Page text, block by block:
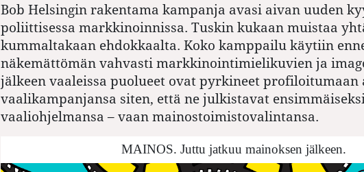
Bob Helsingin rakentama kampanja avasi aivan uuden
poliittisessa markkinoinnissa. Tuskin kukaan muistaa
kummaltakaan ehdokkaalta. Koko kamppailu käytiin
näkemättömän vahvasti markkinointimielikuvien ja
jälkeen vaaleissa puolueet ovat pyrkineet
vaalikampanjansa siten, että ne julkistavat
vaaliohjelmansa – vaan mainostoimistovalintansa.
MAINOS. Juttu jatkuu mainoksen jälkeen.